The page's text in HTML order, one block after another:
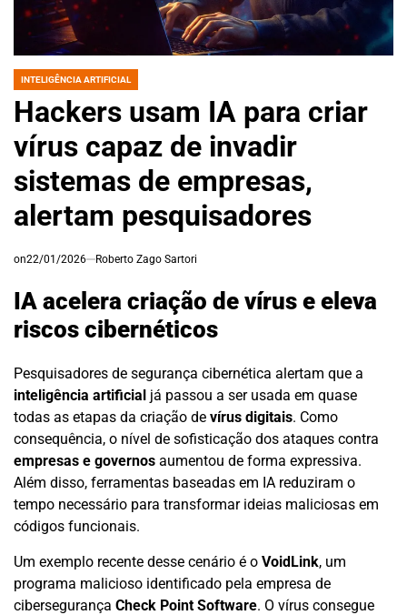
POSTED
INTELIGÊNCIA ARTIFICIAL
Hackers usam IA para criar
vírus capaz de invadir
sistemas de empresas,
alertam pesquisadores
on22/01/2026 Roberto Zago Sartori
IA acelera criação de vírus e eleva
riscos cibernéticos
Pesquisadores de segurança cibernética alertam que a
inteligência artificial já passou a ser usada em quase
todas as etapas da criação de vírus digitais. Como
consequência, o nível de sofisticação dos ataques contra
empresas e governos aumentou de forma expressiva.
Além disso, ferramentas baseadas em IA reduziram o
tempo necessário para transformar ideias maliciosas em
códigos funcionais.
Um exemplo recente desse cenário é o VoidLink, um
programa malicioso identificado pela empresa de
cibersegurança Check Point Software. O vírus consegue